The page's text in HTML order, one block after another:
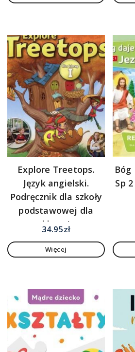
Explore Treetops.
Język angielski.
Podręcznik dla szkoły
podstawowej dla
klasy I
34.95zł
Więcej
Bóg
Sp